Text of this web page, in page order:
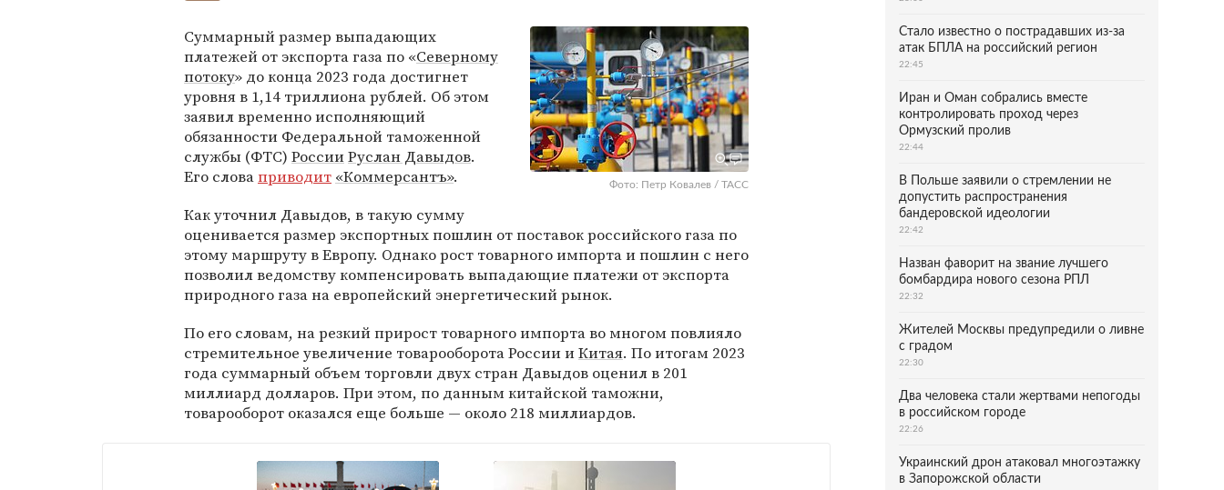
Фото: Петр Ковалев / ТАСС
Суммарный размер выпадающих
платежей от экспорта газа по «Северному
потоку» до конца 2023 года достигнет
уровня в 1,14 триллиона рублей. Об этом
заявил временно исполняющий
обязанности Федеральной таможенной
службы (ФТС) РоссииРуслан Давыдов.
Его словаприводит «Коммерсантъ».
Как уточнил Давыдов, в такую сумму
оценивается размер экспортных пошлин от поставок российского газа по
этому маршруту в Европу. Однако рост товарного импорта и пошлин с него
позволил ведомству компенсировать выпадающие платежи от экспорта
природного газа на европейский энергетический рынок.
По его словам, на резкий прирост товарного импорта во многом повлияло
стремительное увеличение товарооборота России иКитая. По итогам 2023
года суммарный объем торговли двух стран Давыдов оценил в 201
миллиард долларов. При этом, по данным китайской таможни,
товарооборот оказался еще больше — около 218 миллиардов.
Стало известно о пострадавших из-за
атак БПЛА на российский регион
22:45
Иран и Оман собрались вместе
контролировать проход через
Ормузский пролив
22:44
В Польше заявили о стремлении не
допустить распространения
бандеровской идеологии
22:42
Назван фаворит на звание лучшего
бомбардира нового сезона РПЛ
22:32
Жителей Москвы предупредили о ливне
с градом
22:30
Два человека стали жертвами непогоды
в российском городе
22:26
Украинский дрон атаковал многоэтажку
в Запорожской области